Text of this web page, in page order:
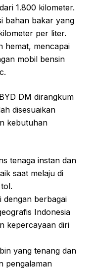
1.800 kilometer.
bahan bakar yang
per liter.
hemat, mencapai
mobil bensin
DM dirangkum
disesuaikan
kebutuhan
tenaga instan dan
saat melaju di
dengan berbagai
Indonesia
kepercayaan diri
yang tenang dan
pengalaman